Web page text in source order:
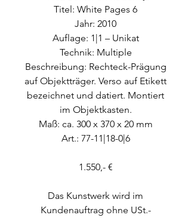
Titel: White Pages 6
Jahr: 2010
Auflage: 1|1 – Unikat
Technik: Multiple
Beschreibung: Rechteck-Prägung
auf Objektträger. Verso auf Etikett
bezeichnet und datiert. Montiert
im Objektkasten.
Maß: ca. 300 x 370 x 20 mm
Art.: 77-11|18-0|6
1.550,- €
Das Kunstwerk wird im
Kundenauftrag ohne USt.-